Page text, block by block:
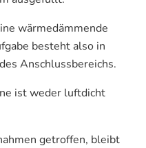
wärmedämmende
besteht also in
Anschlussbereichs.
ist weder luftdicht
getroffen, bleibt